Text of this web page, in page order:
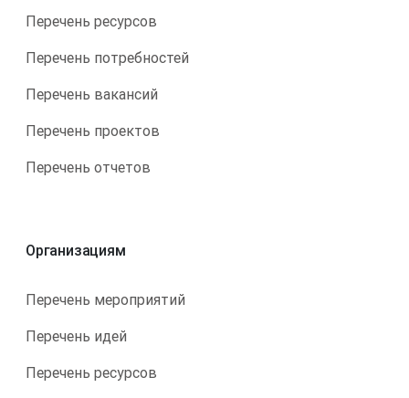
Перечень ресурсов
Перечень потребностей
Перечень вакансий
Перечень проектов
Перечень отчетов
Организациям
Перечень мероприятий
Перечень идей
Перечень ресурсов